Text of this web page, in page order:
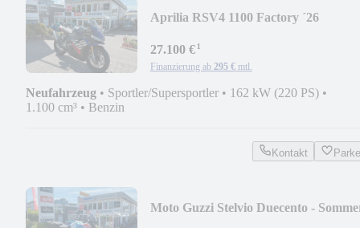
Aprilia RSV4 1100 Factory ´26
27.100 €¹
Finanzierung ab 295 € mtl.
Neufahrzeug • Sportler/Supersportler • 162 kW (220 PS) •
1.100 cm³ • Benzin
Kontakt
Moto Guzzi Stelvio Duecento -